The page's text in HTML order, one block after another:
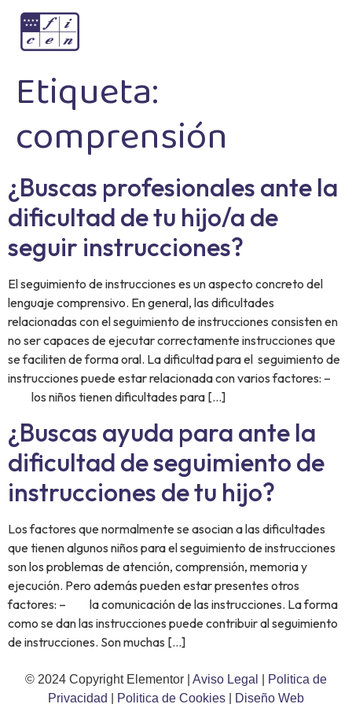
Etiqueta:
comprensión
¿Buscas profesionales ante la
dificultad de tu hijo/a de
seguir instrucciones?
El seguimiento de instrucciones es un aspecto concreto del
lenguaje comprensivo. En general, las dificultades
relacionadas con el seguimiento de instrucciones consisten en
no ser capaces de ejecutar correctamente instrucciones que
se faciliten de forma oral. La dificultad para el seguimiento de
instrucciones puede estar relacionada con varios factores: –
los niños tienen dificultades para […]
¿Buscas ayuda para ante la
dificultad de seguimiento de
instrucciones de tu hijo?
Los factores que normalmente se asocian a las dificultades
que tienen algunos niños para el seguimiento de instrucciones
son los problemas de atención, comprensión, memoria y
ejecución. Pero además pueden estar presentes otros
factores: – la comunicación de las instrucciones. La forma
como se dan las instrucciones puede contribuir al seguimiento
de instrucciones. Son muchas […]
© 2024 Copyright Elementor | Aviso Legal
Politica de
Privacidad
Politica de Cookies Diseño Web